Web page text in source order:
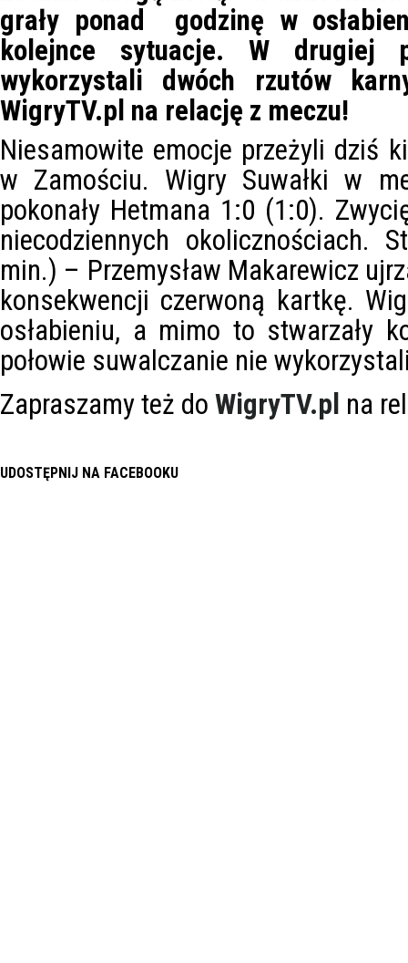
grały ponad godzinę w
kolejnce sytuacje. W drugiej
wykorzystali dwóch rzutów
WigryTV.pl na relację z meczu!
Niesamowite emocje przeżyli dziś
w Zamościu. Wigry Suwałki w
pokonały Hetmana 1:0 (1:0).
niecodziennych okolicznościach.
min.) – Przemysław Makarewicz
konsekwencji czerwoną kartkę.
osłabieniu, a mimo to stwarzały
połowie suwalczanie nie
Zapraszamy też do WigryTV.pl na
UDOSTĘPNIJ NA FACEBOOKU